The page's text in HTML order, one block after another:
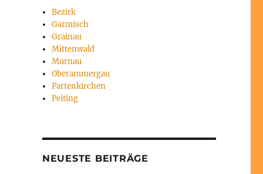
Bezirk
Garmisch
Grainau
Mittenwald
Murnau
Oberammergau
Partenkirchen
Peiting
NEUESTE BEITRÄGE